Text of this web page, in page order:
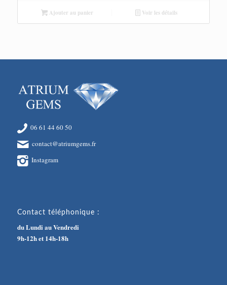
Ajouter au panier Voir les détails
06 61 44 60 50
contact@atriumgems.fr
Instagram
Contact téléphonique :
du Lundi au Vendredi
9h-12h et 14h-18h